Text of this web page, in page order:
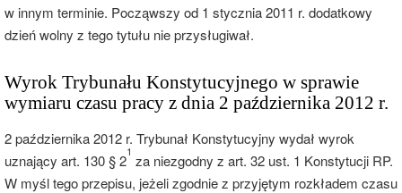
w innym terminie. Począwszy od 1 stycznia 2011 r. dodatkowy
dzień wolny z tego tytułu nie przysługiwał.
Wyrok Trybunału Konstytucyjnego w sprawie
wymiaru czasu pracy z dnia 2 października 2012 r.
2 października 2012 r. Trybunał Konstytucyjny wydał wyrok
uznający art. 130 § 21 za niezgodny z art. 32 ust. 1 Konstytucji RP.
W myśl tego przepisu, jeżeli zgodnie z przyjętym rozkładem czasu